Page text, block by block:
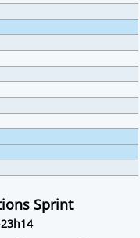
Sprint